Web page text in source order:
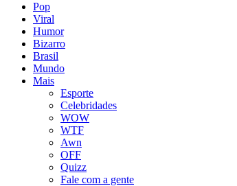
Pop
Viral
Humor
Bizarro
Brasil
Mundo
Mais
Esporte
Celebridades
WOW
WTF
Awn
OFF
Quizz
Fale com a gente